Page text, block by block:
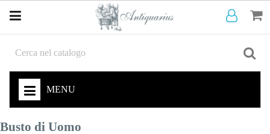
MENU
Busto di Uomo